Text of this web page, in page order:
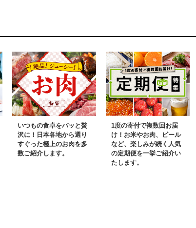
いつもの食卓をパッと贅
沢に！日本各地から選り
すぐった極上のお肉を多
数ご紹介します。
1度の寄付で複数回お届
け！お米やお肉、ビール
など、楽しみが続く人気
の定期便を一挙ご紹介い
たします。